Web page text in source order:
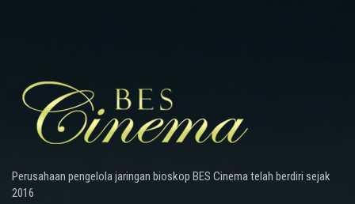
Perusahaan pengelola jaringan bioskop BES Cinema telah berdiri sejak
2016